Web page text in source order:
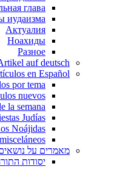
глава
иудаизма
Актуалия
Ноахиды
Разное
auf deutsch
en Español
por tema
nuevos
la semana
Judías
Noájidas
מאמרים על
יסודות